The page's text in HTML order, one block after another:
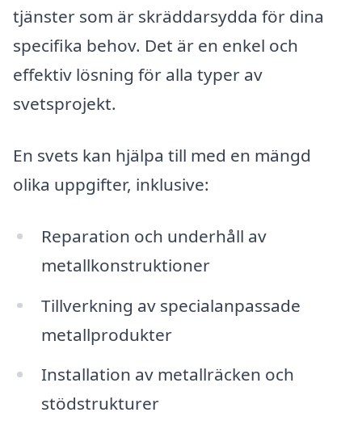
tjänster som är skräddarsydda för dina
specifika behov. Det är en enkel och
effektiv lösning för alla typer av
svetsprojekt.
En svets kan hjälpa till med en mängd
olika uppgifter, inklusive:
Reparation och underhåll av
metallkonstruktioner
Tillverkning av specialanpassade
metallprodukter
Installation av metallräcken och
stödstrukturer